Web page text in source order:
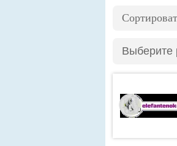
Выберите